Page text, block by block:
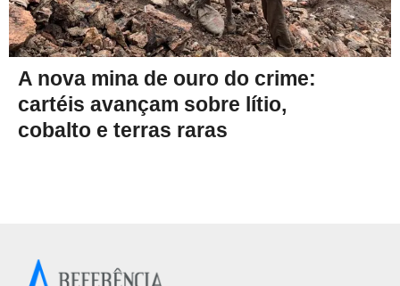
A nova mina de ouro do crime:
cartéis avançam sobre lítio,
cobalto e terras raras